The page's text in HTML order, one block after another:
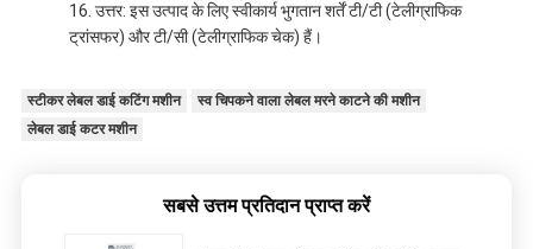
उत्तर: इस उत्पाद के लिए स्वीकार्य भुगतान शर्तें टी/टी (टेलीग्राफिक
ट्रांसफर) और टी/सी (टेलीग्राफिक चेक) हैं।
स्टीकर लेबल डाई कटिंग मशीन
स्व चिपकने वाला लेबल मरने काटने की मशीन
लेबल डाई कटर मशीन
सबसे उत्तम प्रतिदान प्राप्त करें